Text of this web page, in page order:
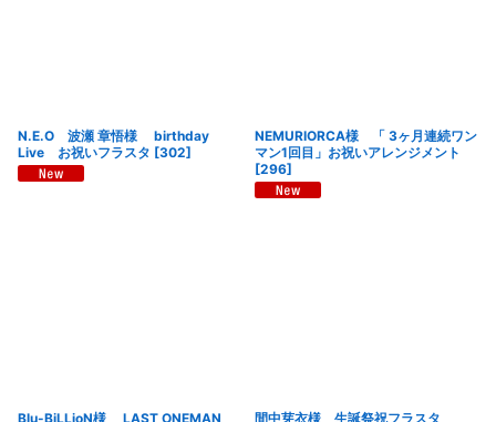
N.E.O 波瀬 章悟様 birthday
Live お祝いフラスタ [302]
NEMURIORCA様 「 3ヶ月連続ワン
マン1回目」お祝いアレンジメント
[296]
Blu-BiLLioN様 LAST ONEMAN
間中芽衣様 生誕祭祝フラスタ